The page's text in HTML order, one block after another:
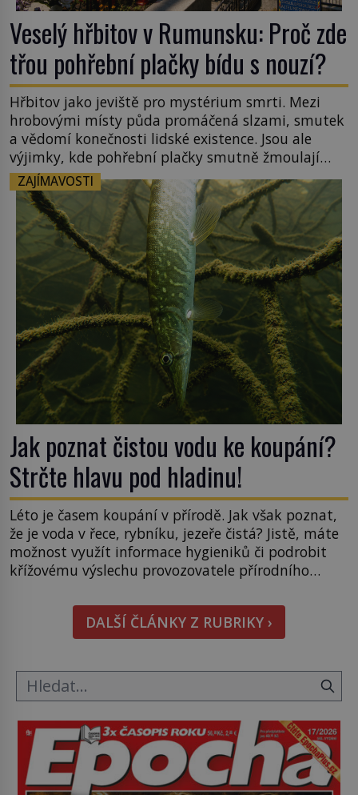
Veselý hřbitov v Rumunsku: Proč zde
třou pohřební plačky bídu s nouzí?
Hřbitov jako jeviště pro mystérium smrti. Mezi
hrobovými místy půda promáčená slzami, smutek
a vědomí konečnosti lidské existence. Jsou ale
výjimky, kde pohřební plačky smutně žmoulají
kapesníky nikoli při smutečním obřadu, ale při
pohledu na výši vyměřené podpory
v nezaměstnanosti. Kam vás pozveme? Unikátní
hřbitov, který si vysloužil název „Veselý“, najdeme
v rumunské vesnici Sapanta, nedaleko hranic […]
ZAJÍMAVOSTI
Jak poznat čistou vodu ke koupání?
Strčte hlavu pod hladinu!
Léto je časem koupání v přírodě. Jak však poznat,
že je voda v řece, rybníku, jezeře čistá? Jistě, máte
možnost využít informace hygieniků či podrobit
křížovému výslechu provozovatele přírodního
Podívat se pod hladinu a zjistit, kdo si onu
konkrétní vodní lokalitu oblíbil už dávno před
vámi. Říká se jim bioindikátory […]
DALŠÍ ČLÁNKY Z RUBRIKY ›